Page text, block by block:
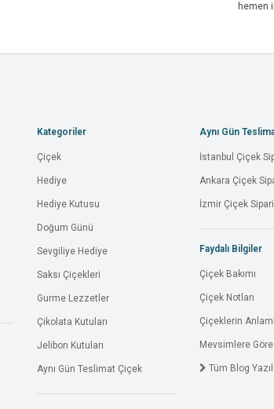
hemen
Kategoriler
Çiçek
Hediye
Hediye Kutusu
Doğum Günü
Sevgiliye Hediye
Saksı Çiçekleri
Gurme Lezzetler
Çikolata Kutuları
Jelibon Kutuları
Aynı Gün Teslimat Çiçek
Aynı Gün
İstanbul Çiçek
Ankara Çiçek
İzmir Çiçek
Faydalı Bilgiler
Çiçek Bakımı
Çiçek Notları
Çiçeklerin
Mevsimlere
Tüm Blog